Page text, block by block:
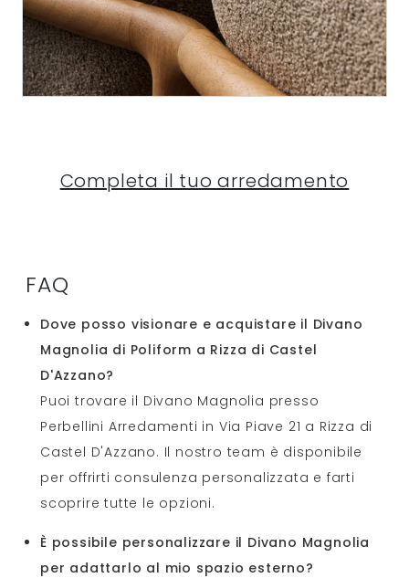
Completa il tuo arredamento
FAQ
Dove posso visionare e acquistare il Divano
Magnolia di Poliform a Rizza di Castel
D'Azzano?
Puoi trovare il Divano Magnolia presso
Perbellini Arredamenti in Via Piave 21 a Rizza di
Castel D'Azzano. Il nostro team è disponibile
per offrirti consulenza personalizzata e farti
scoprire tutte le opzioni.
È possibile personalizzare il Divano Magnolia
per adattarlo al mio spazio esterno?